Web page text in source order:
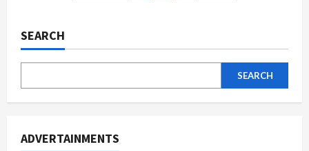
‘मध्ये
उत्स्फुर्त
SEARCH
SEARCH
ADVERTAINMENTS